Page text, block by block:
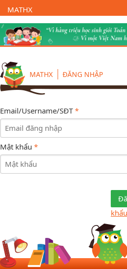
MATHX
Trường Toán Online MATHX
MATHX ĐĂNG NHẬP
Email/Username/SĐT*
Mật khẩu *